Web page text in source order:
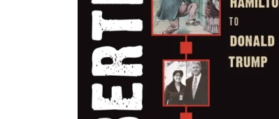
Powiększony kursor
Pomoc w czytaniu
Podkreślenie linków